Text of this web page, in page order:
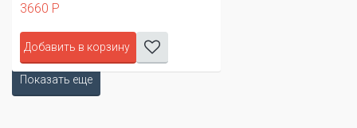
3660 Р
Добавить в корзину
Показать еще